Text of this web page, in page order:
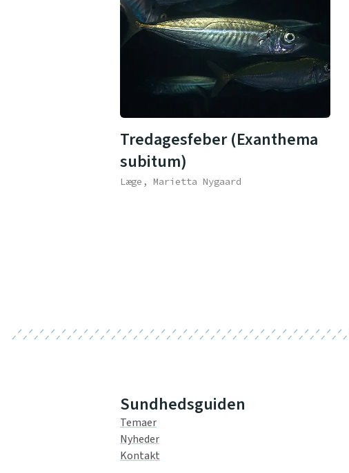
Tredagesfeber (Exanthema
subitum)
Læge, Marietta Nygaard
Sundhedsguiden
Temaer
Nyheder
Kontakt